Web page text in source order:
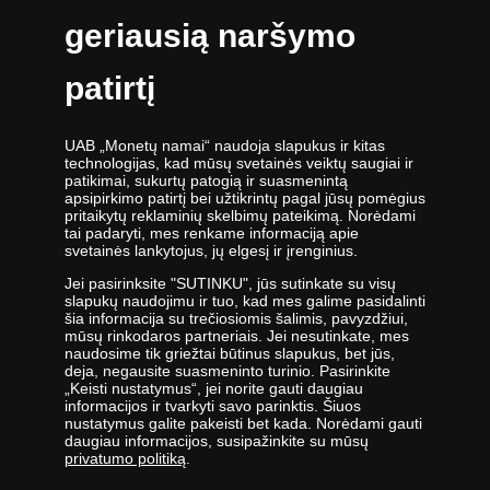
TikTok paskyra
Darbo dienomis nuo 9:00 iki 17:00 val.
UAB „Monetų namai“ - žymiausių pasaulio monetų kalyklų atstovė ir
oficiali kolekcinių monetų ir medalių platintoja Lietuvoje. Nuo 2009
metų veikianti UAB „Monetų namai“ priklauso „Samlerhuset Group“
įmonių grupei.
Viena didžiausių numizmatinių gaminių platintojų grupė Europoje
,,Samlerhuset Group“ turi padalinius 14-oje Europos šalių, kuriuose
dirba 400 darbuotojų. Įmonių grupei priklauso buvusi valstybinė
seniausia Norvegijos kalykla, veikianti nuo 1686 metų. Norvegijos
kalykla gamina kai kurias oficialias Norvegijos ir kitų šalių monetas,
be to, kasmet kaldina Nobelio taikos premijos medalį. 2012 m.
įmonės apyvarta siekė 400 milijonų eurų.
UAB „Monetų namai“ specialistai nuolatos tobulina savo žinias -
geriausią naršymo
patirtį
UAB „Monetų namai“ naudoja slapukus ir kitas
technologijas, kad mūsų svetainės veiktų saugiai ir
patikimai, sukurtų patogią ir suasmenintą
apsipirkimo patirtį bei užtikrintų pagal jūsų pomėgius
pritaikytų reklaminių skelbimų pateikimą. Norėdami
tai padaryti, mes renkame informaciją apie
svetainės lankytojus, jų elgesį ir įrenginius.
Jei pasirinksite "SUTINKU", jūs sutinkate su visų
slapukų naudojimu ir tuo, kad mes galime pasidalinti
šia informacija su trečiosiomis šalimis, pavyzdžiui,
mūsų rinkodaros partneriais. Jei nesutinkate, mes
naudosime tik griežtai būtinus slapukus, bet jūs,
deja, negausite suasmeninto turinio. Pasirinkite
„Keisti nustatymus“, jei norite gauti daugiau
informacijos ir tvarkyti savo parinktis. Šiuos
nustatymus galite pakeisti bet kada. Norėdami gauti
daugiau informacijos, susipažinkite su mūsų
privatumo politiką